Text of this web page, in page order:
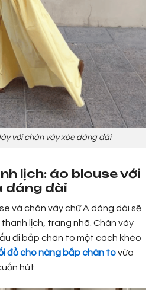
với chân váy xòe dáng dài
lịch: áo blouse với
dáng dài
và chân váy chữ A dáng dài sẽ
lịch, trang nhã. Chân váy
đi bắp chân to một cách khéo
đồ cho nàng bắp chân tovừa
hút.